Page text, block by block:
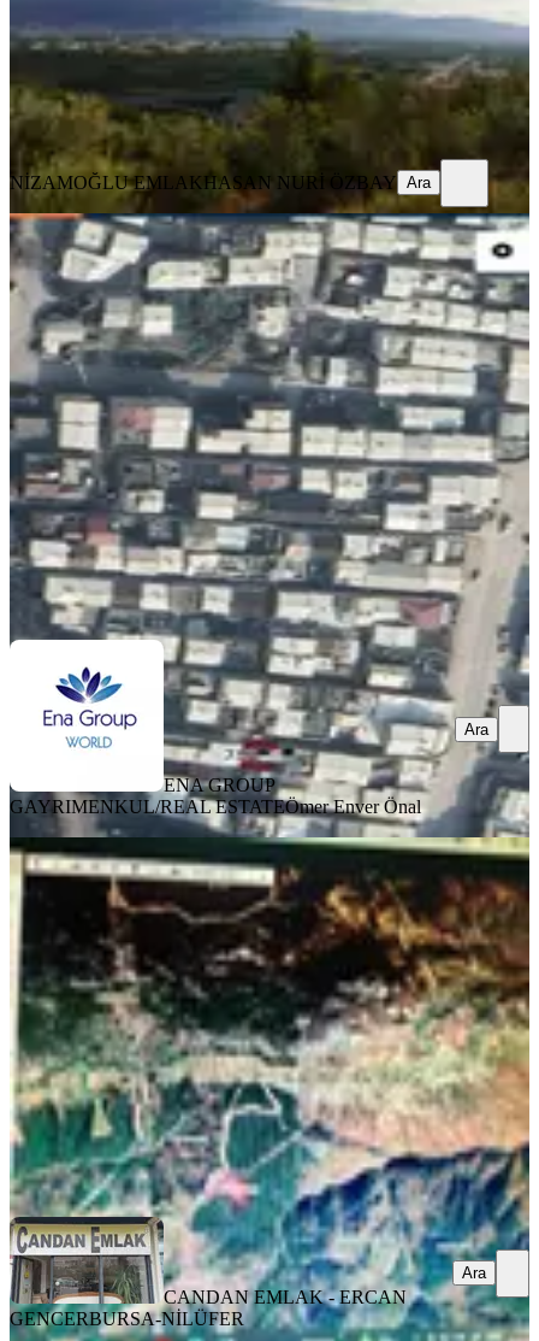
2.400.000 ₺
NİZAMOĞLU EMLAK HASAN NURİ ÖZBAY
NİZAMOĞLU EMLAK HASAN NURİ ÖZBAY Ara
Ena Group Bursa Osmangazi
Yunuselin'de 92 M2 3 Kat Konut
İmarlı Arsa
Osmangazi, Yunuseli Mahallesi
92 m²·27.174/m²·23.05.2025
2.500.000 ₺
ENA GROUP GAYRIMENKUL/REAL ESTATEÖmer Enver
Önal
ENA GROUP
GAYRIMENKUL/REAL ESTATEÖmer Enver Önal
Ara
Bursa Osmangazi Dağakça Da
12500m2 Yolu Mevcut Satılık Tarla
Osmangazi, Dağakça Mahallesi
12500 m²
·200/m²· 14.10.2025
2.500.000 ₺
CANDAN EMLAK - ERCAN GENCERBURSA-NİLÜFER
Ara
CANDAN EMLAK - ERCAN
GENCERBURSA-NİLÜFER
Ara